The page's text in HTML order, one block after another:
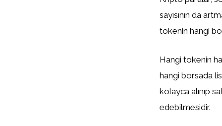
sayısının da
tokenin hangi
Hangi tokenin
hangi borsada
kolayca alınıp
edebilmesidir.